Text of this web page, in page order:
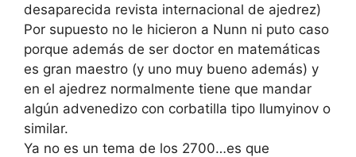
desaparecida revista internacional de ajedrez)
Por supuesto no le hicieron a Nunn ni puto caso
porque además de ser doctor en matemáticas
es gran maestro (y uno muy bueno además) y
en el ajedrez normalmente tiene que mandar
algún advenedizo con corbatilla tipo Ilumyinov o
similar.
Ya no es un tema de los 2700…es que